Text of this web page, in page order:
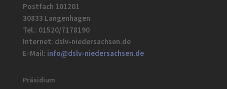
Postfach 101201
30833 Langenhagen
Tel.: 01520/7178190
Internet: dslv-niedersachsen.de
E-Mail: info@dslv-niedersachsen.de
Präsidium